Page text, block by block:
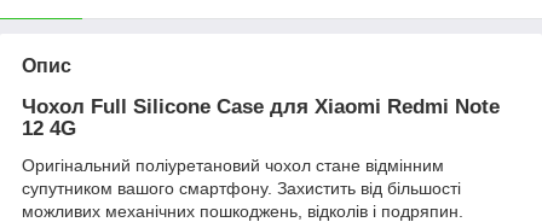
Опис
Чохол Full Silicone Case для Xiaomi Redmi Note
12 4G
Оригінальний поліуретановий чохол стане відмінним
супутником вашого смартфону. Захистить від більшості
можливих механічних пошкоджень, відколів і подряпин.